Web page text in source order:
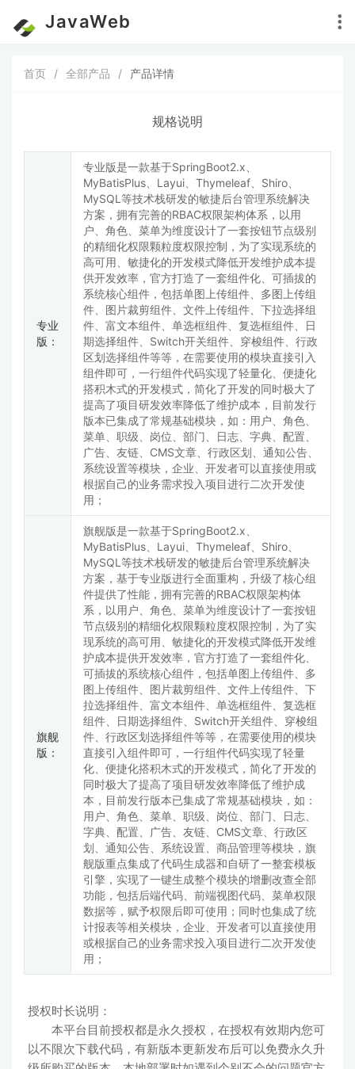
JavaWeb
首页 / 全部产品 / 产品详情
规格说明
专业
版：
专业版是一款基于SpringBoot2.x、
MyBatisPlus、Layui、Thymeleaf、Shiro、
MySQL等技术栈研发的敏捷后台管理系统解决
方案，拥有完善的RBAC权限架构体系，以用
户、角色、菜单为维度设计了一套按钮节点级别
的精细化权限颗粒度权限控制，为了实现系统的
高可用、敏捷化的开发模式降低开发维护成本提
供开发效率，官方打造了一套组件化、可插拔的
系统核心组件，包括单图上传组件、多图上传组
件、图片裁剪组件、文件上传组件、下拉选择组
件、富文本组件、单选框组件、复选框组件、日
期选择组件、Switch开关组件、穿梭组件、行政
区划选择组件等等，在需要使用的模块直接引入
组件即可，一行组件代码实现了轻量化、便捷化
搭积木式的开发模式，简化了开发的同时极大了
提高了项目研发效率降低了维护成本，目前发行
版本已集成了常规基础模块，如：用户、角色、
菜单、职级、岗位、部门、日志、字典、配置、
广告、友链、CMS文章、行政区划、通知公告、
系统设置等模块，企业、开发者可以直接使用或
根据自己的业务需求投入项目进行二次开发使
用；
旗舰
版：
旗舰版是一款基于SpringBoot2.x、
MyBatisPlus、Layui、Thymeleaf、Shiro、
MySQL等技术栈研发的敏捷后台管理系统解决
方案，基于专业版进行全面重构，升级了核心组
件提供了性能，拥有完善的RBAC权限架构体
系，以用户、角色、菜单为维度设计了一套按钮
节点级别的精细化权限颗粒度权限控制，为了实
现系统的高可用、敏捷化的开发模式降低开发维
护成本提供开发效率，官方打造了一套组件化、
可插拔的系统核心组件，包括单图上传组件、多
图上传组件、图片裁剪组件、文件上传组件、下
拉选择组件、富文本组件、单选框组件、复选框
组件、日期选择组件、Switch开关组件、穿梭组
件、行政区划选择组件等等，在需要使用的模块
直接引入组件即可，一行组件代码实现了轻量
化、便捷化搭积木式的开发模式，简化了开发的
同时极大了提高了项目研发效率降低了维护成
本，目前发行版本已集成了常规基础模块，如：
用户、角色、菜单、职级、岗位、部门、日志、
字典、配置、广告、友链、CMS文章、行政区
划、通知公告、系统设置、商品管理等模块，旗
舰版重点集成了代码生成器和自研了一整套模板
引擎，实现了一键生成整个模块的增删改查全部
功能，包括后端代码、前端视图代码、菜单权限
数据等，赋予权限后即可使用；同时也集成了统
计报表等相关模块，企业、开发者可以直接使用
或根据自己的业务需求投入项目进行二次开发使
用；
授权时长说明：
本平台目前授权都是永久授权，在授权有效期内您可
以不限次下载代码，有新版本更新发布后可以免费永久升